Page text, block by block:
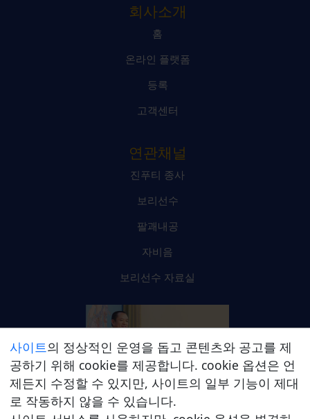
회사소개
홈
온라인 플랫폼
등록
고객센터
연관채널
진푸티 종사
보리선수
팔괘내공
자비음
보리선수 자료실
진푸티 종사 온라인 플랫폼
사이트의 정상적인 운영을 돕고 콘텐츠와 공고를 제
공하기 위해 cookie를 제공합니다. cookie 옵션은 언
제든지 수정할 수 있지만, 사이트의 일부 기능이 제대
로 작동하지 않을 수 있습니다.